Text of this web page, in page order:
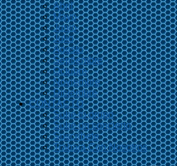
Abril
Mayo
Junio
Julio
Agosto
Septiembre
Octubre
Noviembre
Diciembre
CONTACTO
Sube tu grupo
Sube un concierto
Suscríbete
Trabaja Con Nosotros